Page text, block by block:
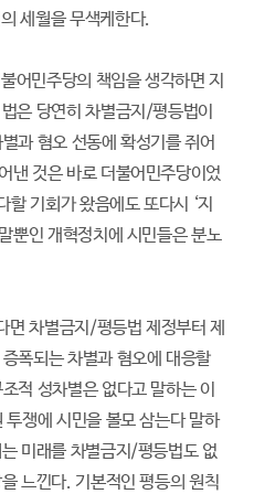
세월을 무색케한다.
어민주당의 책임을 생각하면 지
은 당연히 차별금지/평등법이
과 혐오 선동에 확성기를 쥐어
낸 것은 바로 더불어민주당이었
기회가 왔음에도 또다시 ‘지
뿐인 개혁정치에 시민들은 분노
차별금지/평등법 제정부터 제
폭되는 차별과 혐오에 대응할
적 성차별은 없다고 말하는 이
쟁에 시민을 볼모 삼는다 말하
미래를 차별금지/평등법도 없
느낀다. 기본적인 평등의 원칙